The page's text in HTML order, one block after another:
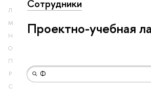
Л
М
Н
О
П
Р
С
Сотрудники
Проектно-учебная